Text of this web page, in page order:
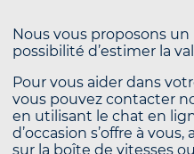
Nous vous proposons un
possibilité d’estimer la
Pour vous aider dans
vous pouvez contacter
en utilisant le chat en
d’occasion s’offre à
sur la boîte de vitesses